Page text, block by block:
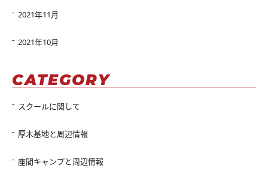
2021年11月
2021年10月
CATEGORY
スクールに関して
厚木基地と周辺情報
座間キャンプと周辺情報